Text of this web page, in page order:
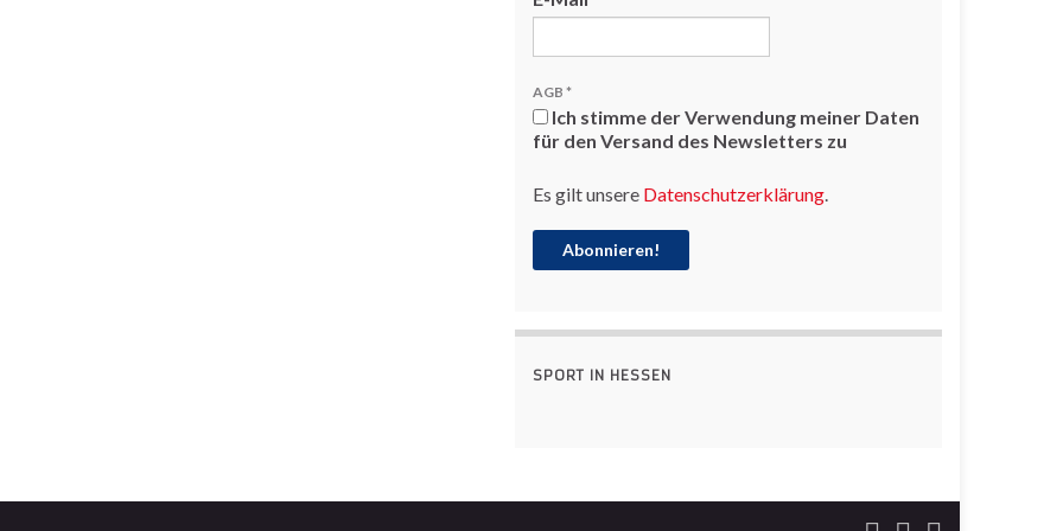
AGB *
Ich stimme der Verwendung meiner Daten
für den Versand des Newsletters zu
Es gilt unsere Datenschutzerklärung.
SPORT IN HESSEN